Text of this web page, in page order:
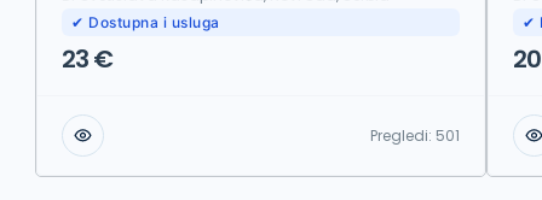
✔ Dostupna i usluga
23 €
Pregledi: 501
✔